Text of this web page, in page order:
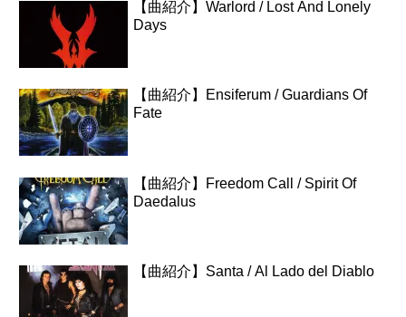
【曲紹介】Warlord / Lost And Lonely
Days
【曲紹介】Ensiferum / Guardians Of
Fate
【曲紹介】Freedom Call / Spirit Of
Daedalus
【曲紹介】Santa / Al Lado del Diablo